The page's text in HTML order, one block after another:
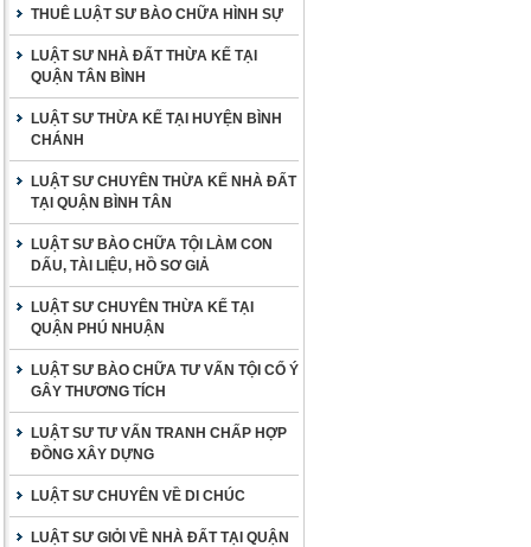
THUÊ LUẬT SƯ BÀO CHỮA HÌNH SỰ
LUẬT SƯ NHÀ ĐẤT THỪA KẾ TẠI
QUẬN TÂN BÌNH
LUẬT SƯ THỪA KẾ TẠI HUYỆN BÌNH
CHÁNH
LUẬT SƯ CHUYÊN THỪA KẾ NHÀ ĐẤT
TẠI QUẬN BÌNH TÂN
LUẬT SƯ BÀO CHỮA TỘI LÀM CON
DẤU, TÀI LIỆU, HỒ SƠ GIẢ
LUẬT SƯ CHUYÊN THỪA KẾ TẠI
QUẬN PHÚ NHUẬN
LUẬT SƯ BÀO CHỮA TƯ VẤN TỘI CỐ Ý
GÂY THƯƠNG TÍCH
LUẬT SƯ TƯ VẤN TRANH CHẤP HỢP
ĐỒNG XÂY DỰNG
LUẬT SƯ CHUYÊN VỀ DI CHÚC
LUẬT SƯ GIỎI VỀ NHÀ ĐẤT TẠI QUẬN